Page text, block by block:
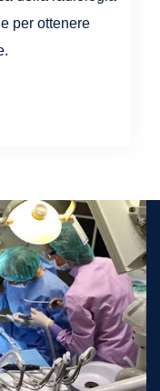
per ottenere